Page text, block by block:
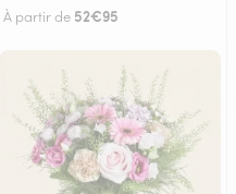
À partir de 52€95